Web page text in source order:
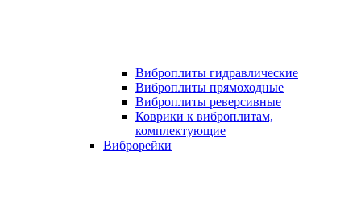
Виброплиты гидравлические
Виброплиты прямоходные
Виброплиты реверсивные
Коврики к виброплитам,
комплектующие
Виброрейки